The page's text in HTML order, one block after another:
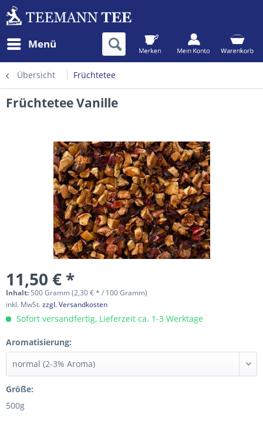
Menü
Übersicht Früchtetee
Früchtetee Vanille
11,50 € *
Inhalt: 500 Gramm (2,30 € * / 100 Gramm)
inkl. MwSt.zzgl. Versandkosten
Sofort versandfertig, Lieferzeit ca. 1-3 Werktage
Aromatisierung:
Größe:
500g